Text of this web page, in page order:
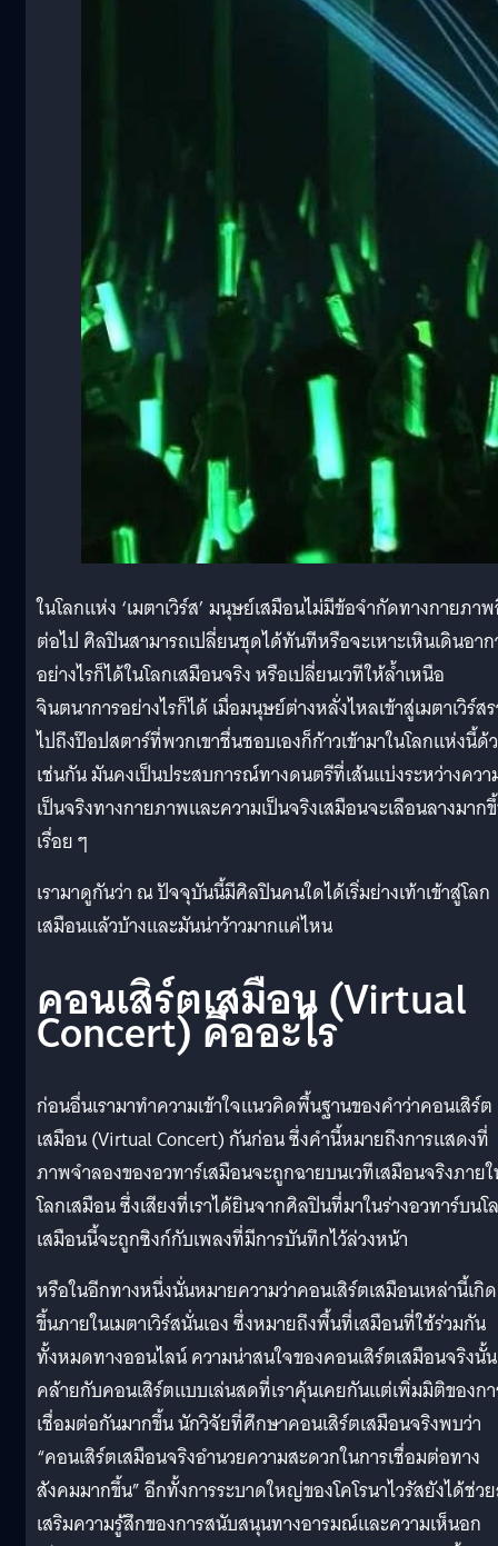
ในโลกแห่ง ‘เมตาเวิร์ส’ มนุษย์เสมือนไม่มีข้อจำกัดทางกายภา
ต่อไป ศิลปินสามารถเปลี่ยนชุดได้ทันทีหรือจะเหาะเหินเดินอา
อย่างไรก็ได้ในโลกเสมือนจริง หรือเปลี่ยนเวทีให้ล้ำเหนือ
จินตนาการอย่างไรก็ได้ เมื่อมนุษย์ต่างหลั่งไหลเข้าสู่เมตาเวิร์ส
ไปถึงป๊อปสตาร์ที่พวกเขาชื่นชอบเองก็ก้าวเข้ามาในโลกแห่งนี้ด้
เช่นกัน มันคงเป็นประสบการณ์ทางดนตรีที่เส้นแบ่งระหว่างควา
เป็นจริงทางกายภาพและความเป็นจริงเสมือนจะเลือนลางมาก
เรื่อย ๆ
เรามาดูกันว่า ณ ปัจจุบันนี้มีศิลปินคนใดได้เริ่มย่างเท้าเข้าสู่โลก
เสมือนแล้วบ้างและมันน่าว้าวมากแค่ไหน
คอนเสิร์ตเสมือน (Virtual
Concert) คืออะไร
ก่อนอื่นเรามาทำความเข้าใจแนวคิดพื้นฐานของคำว่าคอนเสิร์ต
เสมือน (Virtual Concert) กันก่อน ซึ่งคำนี้หมายถึงการแสดงที่
ภาพจำลองของอวทาร์เสมือนจะถูกฉายบนเวทีเสมือนจริงภาย
โลกเสมือน ซึ่งเสียงที่เราได้ยินจากศิลปินที่มาในร่างอวทาร์บนโ
เสมือนนี้จะถูกซิงก์กับเพลงที่มีการบันทึกไว้ล่วงหน้า
หรือในอีกทางหนึ่งนั่นหมายความว่าคอนเสิร์ตเสมือนเหล่านี้เกิด
ขึ้นภายในเมตาเวิร์สนั่นเอง ซึ่งหมายถึงพื้นที่เสมือนที่ใช้ร่วมกัน
ทั้งหมดทางออนไลน์ ความน่าสนใจของคอนเสิร์ตเสมือนจริงนั้น
คล้ายกับคอนเสิร์ตแบบเล่นสดที่เราคุ้นเคยกันแต่เพิ่มมิติของก
เชื่อมต่อกันมากขึ้น นักวิจัยที่ศึกษาคอนเสิร์ตเสมือนจริงพบว่า
“คอนเสิร์ตเสมือนจริงอำนวยความสะดวกในการเชื่อมต่อทาง
สังคมมากขึ้น” อีกทั้งการระบาดใหญ่ของโคโรนาไวรัสยังได้ช่ว
เสริมความรู้สึกของการสนับสนุนทางอารมณ์และความเห็นอก